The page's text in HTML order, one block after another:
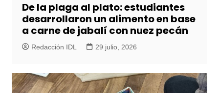
De la plaga al plato: estudiantes
desarrollaron un alimento en base
a carne de jabalí con nuez pecán
Redacción IDL 29 julio, 2026